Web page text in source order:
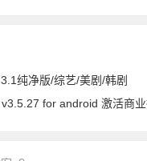
纯净版/综艺/美剧/韩剧
for android 激活商业